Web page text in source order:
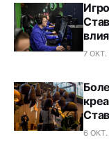
7 ОКТ.
6 ОКТ.